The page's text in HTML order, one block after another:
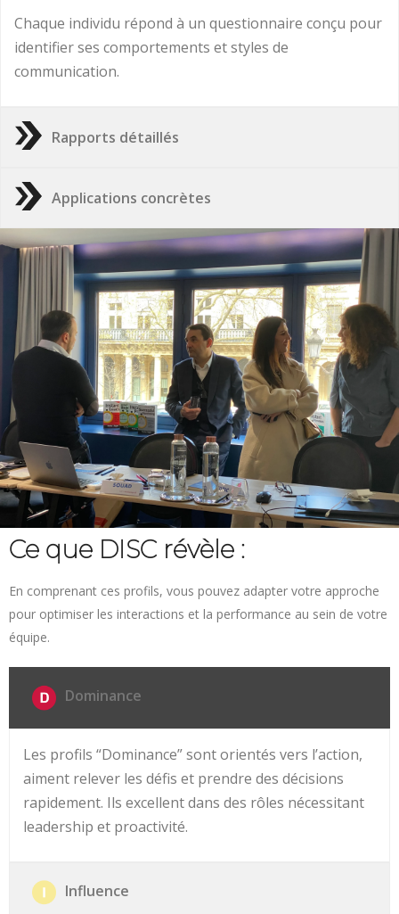
Chaque individu répond à un questionnaire conçu pour
identifier ses comportements et styles de
communication.
Rapports détaillés
Applications concrètes
Ce que DISC révèle :
En comprenant ces profils, vous pouvez adapter votre approche
pour optimiser les interactions et la performance au sein de votre
équipe.
Dominance
Les profils “Dominance” sont orientés vers l’action,
aiment relever les défis et prendre des décisions
rapidement. Ils excellent dans des rôles nécessitant
leadership et proactivité.
Influence